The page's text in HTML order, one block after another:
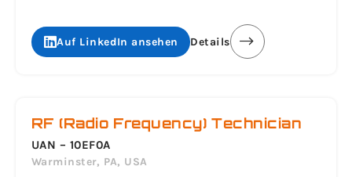
Auf LinkedIn ansehen Details
RF (Radio Frequency) Technician
UAN – 10EF0A
Warminster, PA, USA